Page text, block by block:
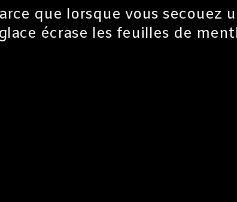
que lorsque vous secouez
écrase les feuilles de